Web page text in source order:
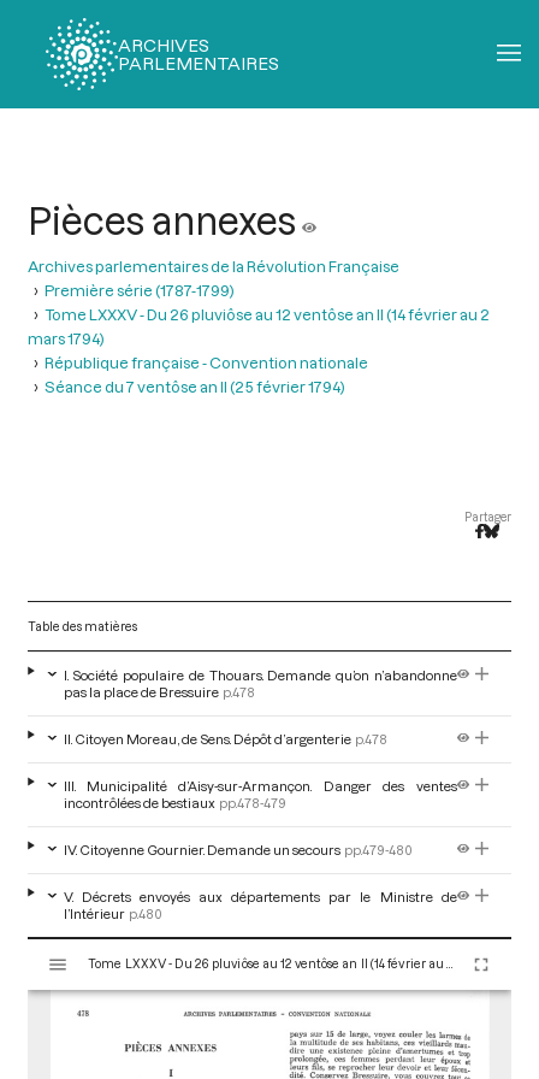
ARCHIVES
PARLEMENTAIRES
Pièces annexes
Archives parlementaires de la Révolution Française
Première série (1787-1799)
Tome LXXXV - Du 26 pluviôse au 12 ventôse an II (14 février au 2
mars 1794)
République française - Convention nationale
Séance du 7 ventôse an II (25 février 1794)
Partager
Table des matières
I. Société populaire de Thouars. Demande qu’on n’abandonne
pas la place de Bressuire p.478
II. Citoyen Moreau, de Sens. Dépôt d’argenterie p.478
III. Municipalité d’Aisy-sur-Armançon. Danger des ventes
incontrôlées de bestiaux pp.478-479
IV. Citoyenne Gournier. Demande un secours pp.479-480
V. Décrets envoyés aux départements par le Ministre de
l’Intérieur p.480
s